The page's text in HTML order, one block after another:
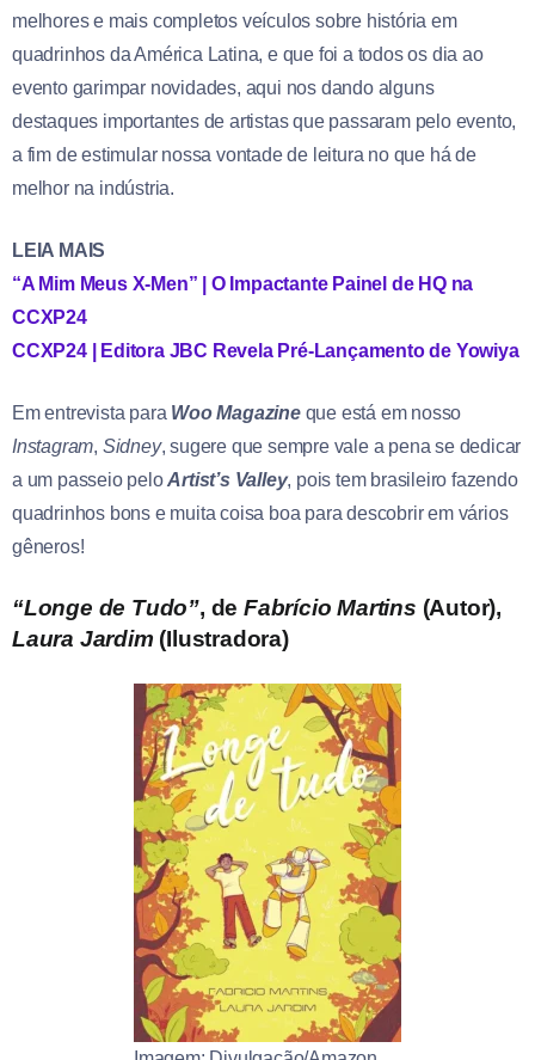
melhores e mais completos veículos sobre história em
quadrinhos da América Latina, e que foi a todos os dia ao
evento garimpar novidades, aqui nos dando alguns
destaques importantes de artistas que passaram pelo evento,
a fim de estimular nossa vontade de leitura no que há de
melhor na indústria.
LEIA MAIS
“A Mim Meus X-Men” | O Impactante Painel de HQ na
CCXP24
CCXP24 | Editora JBC Revela Pré-Lançamento de Yowiya
Em entrevista para Woo Magazineque está em nosso
Instagram, Sidney, sugere que sempre vale a pena se dedicar
a um passeio peloArtist’s Valley, pois tem brasileiro fazendo
quadrinhos bons e muita coisa boa para descobrir em vários
gêneros!
“Longe de Tudo”, de Fabrício Martins (Autor),
Laura Jardim (Ilustradora)